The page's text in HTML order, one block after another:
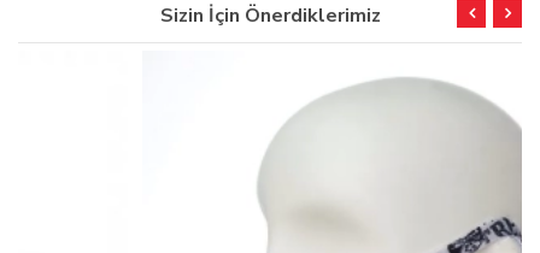
Sizin İçin Önerdiklerimiz